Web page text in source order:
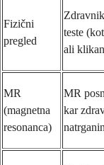
Fizični
pregled
teste
ali
MR
(magnetna
resonanca)
MR
kar